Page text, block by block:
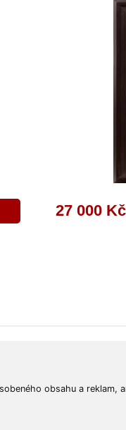
obsahu a reklam,
27 000 Kč